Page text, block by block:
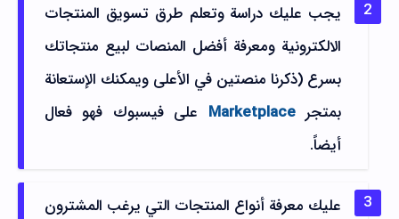
يجب عليك دراسة وتعلم طرق تسويق المنتجات
الالكترونية ومعرفة أفضل المنصات لبيع منتجاتك
بسرع (ذكرنا منصتين في الأعلى ويمكنك الإستعانة
بمتجرMarketplace على فيسبوك فهو فعال
أيضاً.
عليك معرفة أنواع المنتجات التي يرغب المشترون